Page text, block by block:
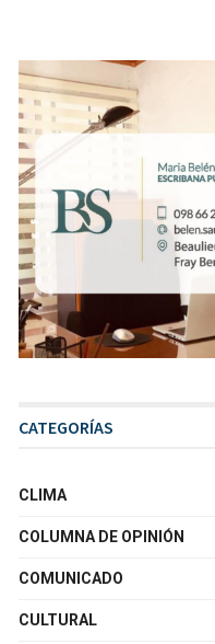
CATEGORÍAS
CLIMA
COLUMNA DE OPINIÓN
COMUNICADO
CULTURAL